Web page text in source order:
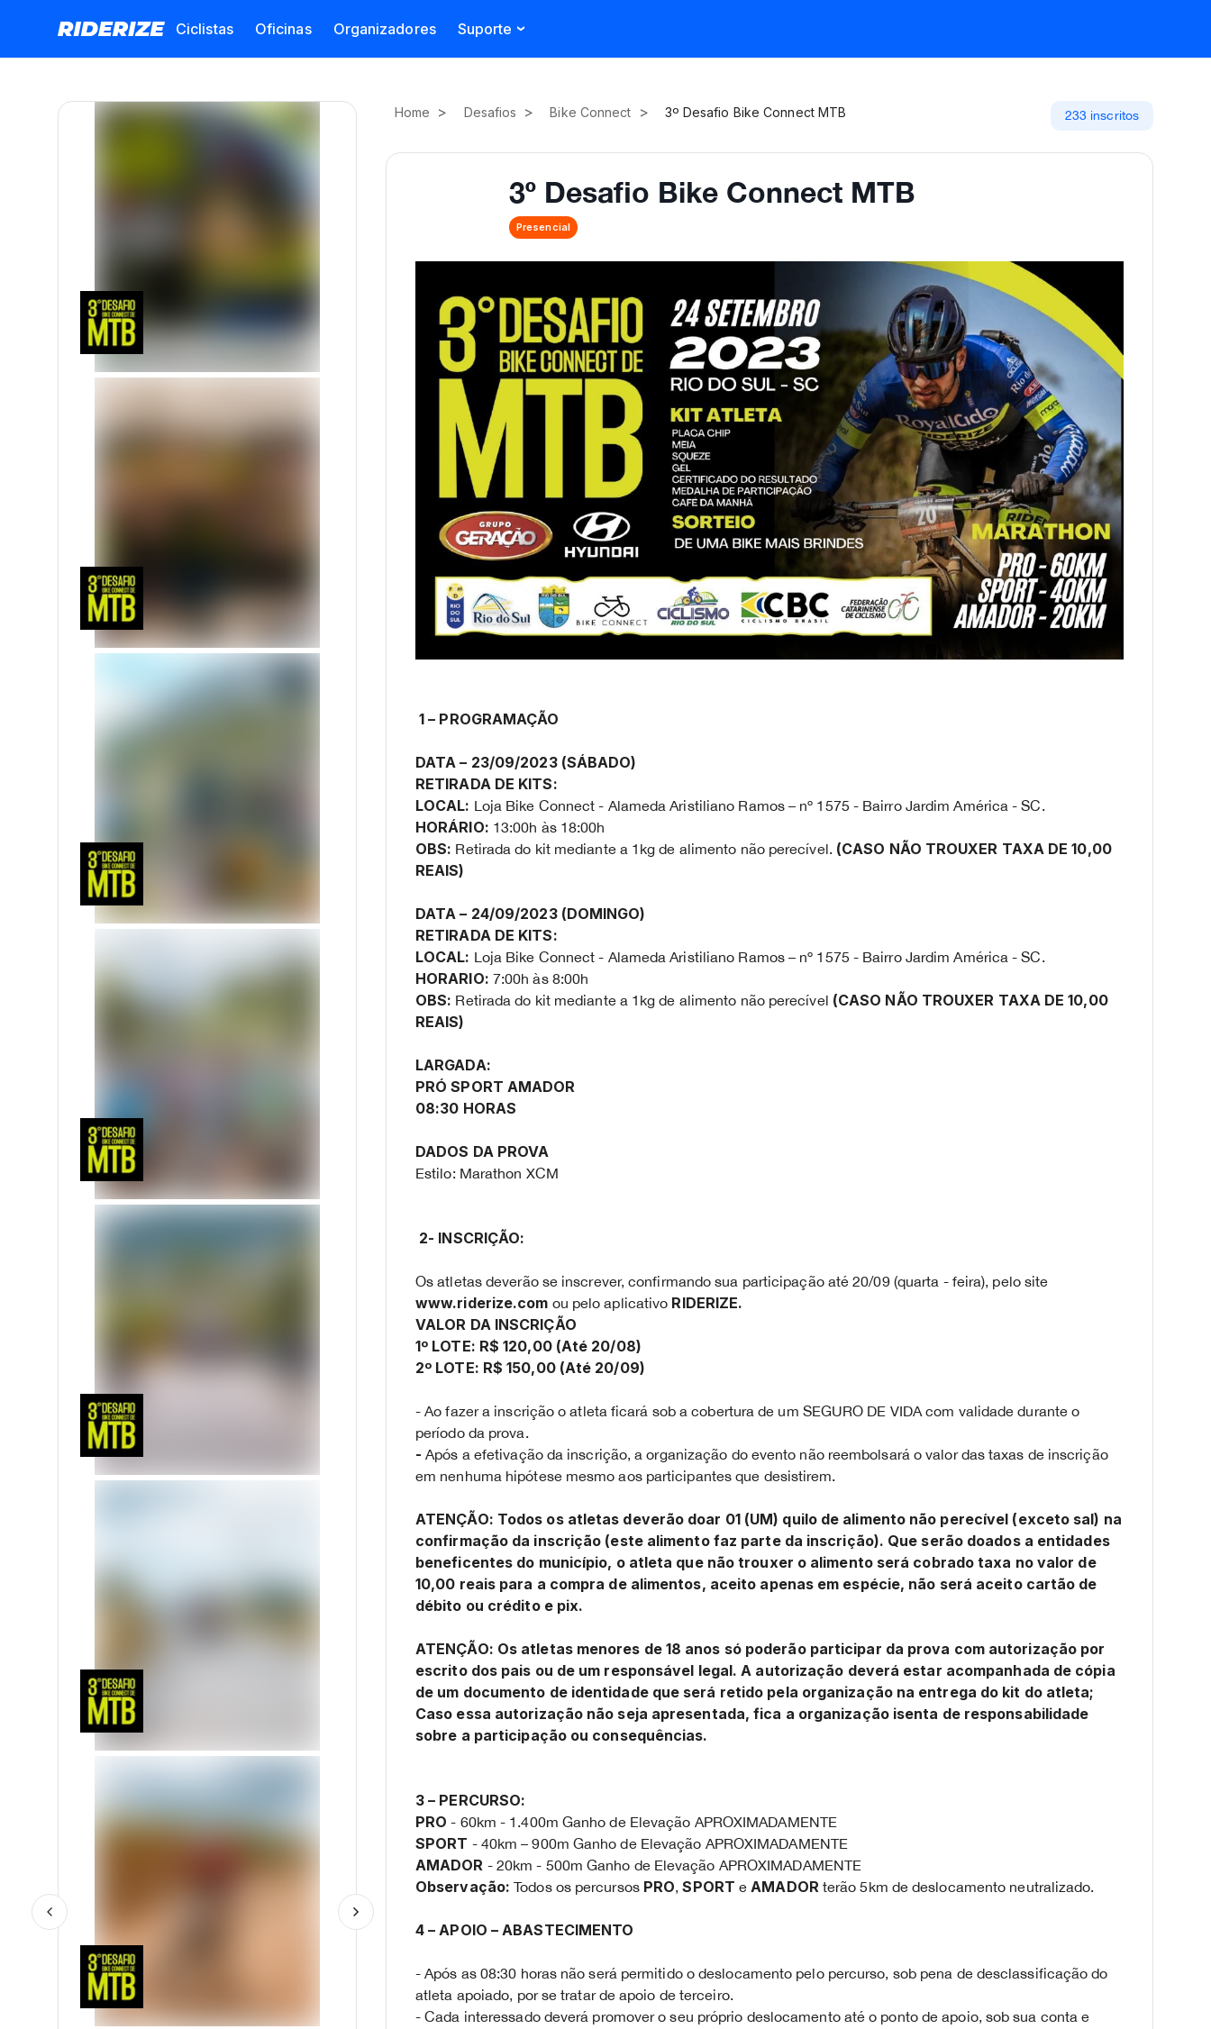
Ciclistas Oficinas Organizadores Suporte
Home > Desafios > Bike Connect > 3º Desafio Bike Connect MTB 233 inscritos
3º Desafio Bike Connect MTB
Presencial
1 – PROGRAMAÇÃO
DATA – 23/09/2023 (SÁBADO)
RETIRADA DE KITS:
LOCAL: Loja Bike Connect - Alameda Aristiliano Ramos – nº 1575 - Bairro Jardim América - SC.
HORÁRIO: 13:00h às 18:00h
OBS: Retirada do kit mediante a 1kg de alimento não perecível. (CASO NÃO TROUXER TAXA DE 10,00
REAIS)
DATA – 24/09/2023 (DOMINGO)
RETIRADA DE KITS:
LOCAL: Loja Bike Connect - Alameda Aristiliano Ramos – nº 1575 - Bairro Jardim América - SC.
HORARIO: 7:00h às 8:00h
OBS: Retirada do kit mediante a 1kg de alimento não perecível (CASO NÃO TROUXER TAXA DE 10,00
REAIS)
LARGADA:
PRÓ SPORT AMADOR
08:30 HORAS
DADOS DA PROVA
Estilo: Marathon XCM
2- INSCRIÇÃO:
Os atletas deverão se inscrever, confirmando sua participação até 20/09 (quarta - feira), pelo site
www.riderize.com ou pelo aplicativo RIDERIZE.
VALOR DA INSCRIÇÃO
1º LOTE: R$ 120,00 (Até 20/08)
2º LOTE: R$ 150,00 (Até 20/09)
- Ao fazer a inscrição o atleta ficará sob a cobertura de um SEGURO DE VIDA com validade durante o
período da prova.
-Após a efetivação da inscrição, a organização do evento não reembolsará o valor das taxas de inscrição
em nenhuma hipótese mesmo aos participantes que desistirem.
ATENÇÃO: Todos os atletas deverão doar 01 (UM) quilo de alimento não perecível (exceto sal) na
confirmação da inscrição (este alimento faz parte da inscrição). Que serão doados a entidades
beneficentes do município, o atleta que não trouxer o alimento será cobrado taxa no valor de
10,00 reais para a compra de alimentos, aceito apenas em espécie, não será aceito cartão de
débito ou crédito e pix.
ATENÇÃO: Os atletas menores de 18 anos só poderão participar da prova com autorização por
escrito dos pais ou de um responsável legal. A autorização deverá estar acompanhada de cópia
de um documento de identidade que será retido pela organização na entrega do kit do atleta;
Caso essa autorização não seja apresentada, fica a organização isenta de responsabilidade
sobre a participação ou consequências.
3 – PERCURSO:
PRO- 60km - 1.400m Ganho de Elevação APROXIMADAMENTE
SPORT - 40km – 900m Ganho de Elevação APROXIMADAMENTE
AMADOR - 20km - 500m Ganho de Elevação APROXIMADAMENTE
Observação:Todos os percursos PRO,SPORTe AMADOR terão 5km de deslocamento neutralizado.
4 – APOIO – ABASTECIMENTO
- Após as 08:30 horas não será permitido o deslocamento pelo percurso, sob pena de desclassificação do
atleta apoiado, por se tratar de apoio de terceiro.
- Cada interessado deverá promover o seu próprio deslocamento até o ponto de apoio, sob sua conta e